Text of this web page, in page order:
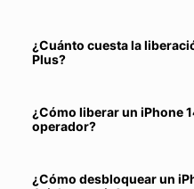
¿Cuánto cuesta la
Plus?
¿Cómo liberar un iPhone
operador?
¿Cómo desbloquear un